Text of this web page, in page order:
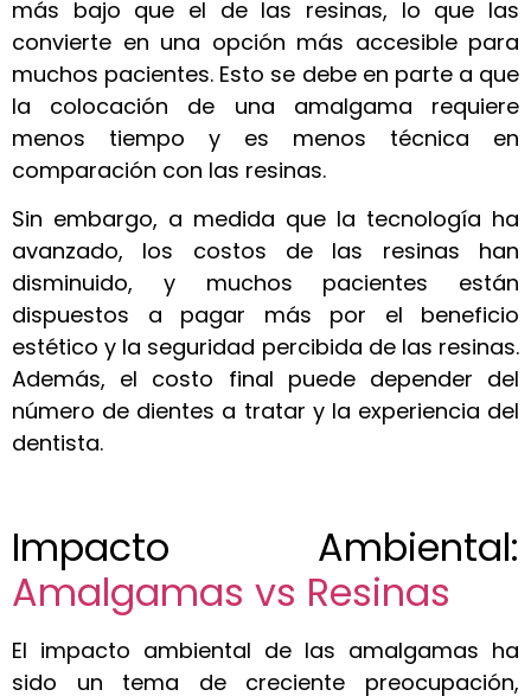
más bajo que el de las resinas, lo que las
convierte en una opción más accesible para
muchos pacientes. Esto se debe en parte a que
la colocación de una amalgama requiere
menos tiempo y es menos técnica en
comparación con las resinas.
Sin embargo, a medida que la tecnología ha
avanzado, los costos de las resinas han
disminuido, y muchos pacientes están
dispuestos a pagar más por el beneficio
estético y la seguridad percibida de las resinas.
Además, el costo final puede depender del
número de dientes a tratar y la experiencia del
dentista.
Impacto Ambiental:
Amalgamas vs Resinas
El impacto ambiental de las amalgamas ha
sido un tema de creciente preocupación,